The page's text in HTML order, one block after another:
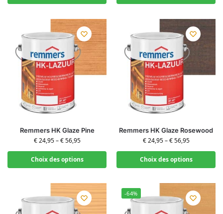
Remmers HK Glaze Pine
€24,95–€56,95
Choix des options
Remmers HK Glaze Rosewood
€24,95–€56,95
Choix des options
-64%